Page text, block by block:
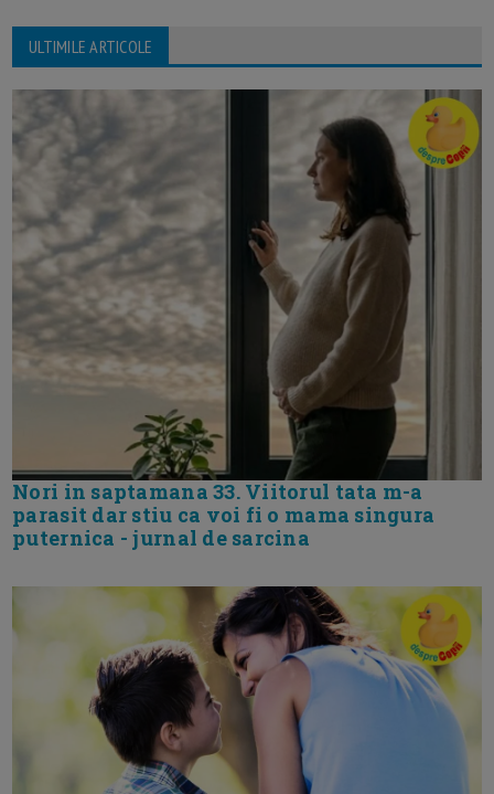
ULTIMILE ARTICOLE
Nori in saptamana 33. Viitorul tata m-a
parasit dar stiu ca voi fi o mama singura
puternica - jurnal de sarcina